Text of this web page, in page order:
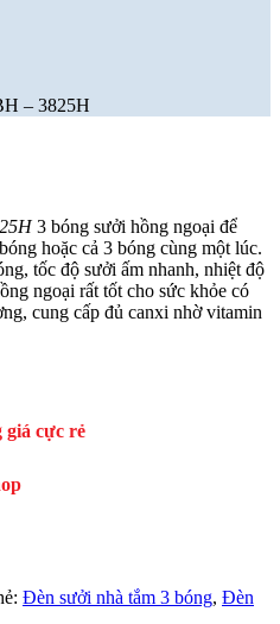
– 3825H
3 bóng sưởi hồng ngoại để
hoặc cả 3 bóng cùng một lúc.
tốc độ sưởi ấm nhanh, nhiệt độ
ngoại rất tốt cho sức khỏe có
cung cấp đủ canxi nhờ vitamin
giá cực rẻ
Đèn sưởi nhà tắm 3 bóng, Đèn